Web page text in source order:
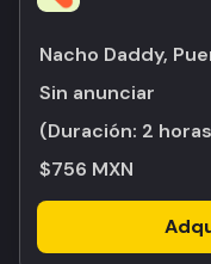
Nacho Daddy,
Sin anunciar
(Duración: 2 horas
$756 MXN